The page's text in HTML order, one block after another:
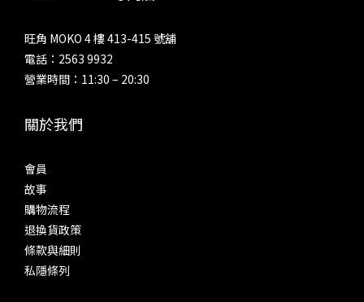
旺角 MOKO 4 樓 413-415 號舖
電話：2563 9932
營業時間：11:30 – 20:30
關於我們
會員
故事
購物流程
退換貨政策
條款與細則
私隱條列